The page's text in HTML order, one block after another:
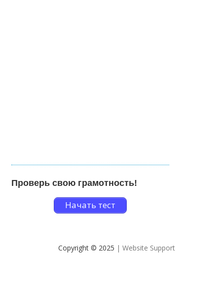
Проверь свою грамотность!
Начать тест
Copyright © 2025 | Website Support